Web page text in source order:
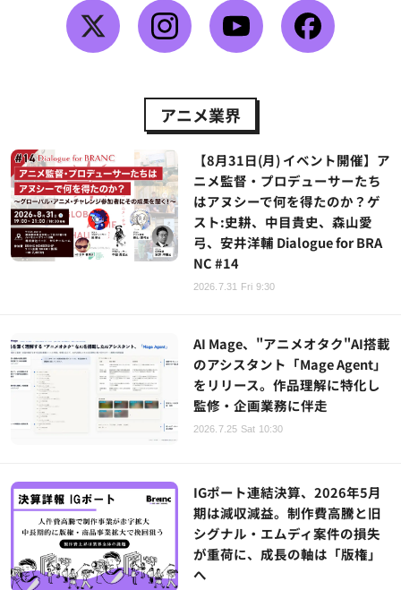
アニメ業界
【8月31日(月) イベント開催】ア
ニメ監督・プロデューサーたち
はアヌシーで何を得たのか？ゲ
スト:史耕、中目貴史、森山愛
弓、安井洋輔 Dialogue for BRA
NC #14
2026.7.31 Fri 9:30
AI Mage、"アニメオタク"AI搭載
のアシスタント「Mage Agent」
をリリース。作品理解に特化し
監修・企画業務に伴走
2026.7.25 Sat 10:30
IGポート連結決算、2026年5月
期は減収減益。制作費高騰と旧
シグナル・エムディ案件の損失
が重荷に、成長の軸は「版権」
へ